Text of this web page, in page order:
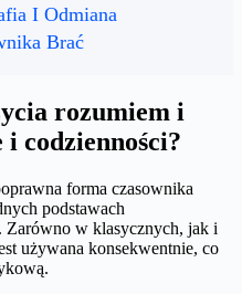
I Odmiana
Brać
rozumiem i
codzienności?
forma czasownika
podstawach
Zarówno w klasycznych, jak i
używana konsekwentnie, co